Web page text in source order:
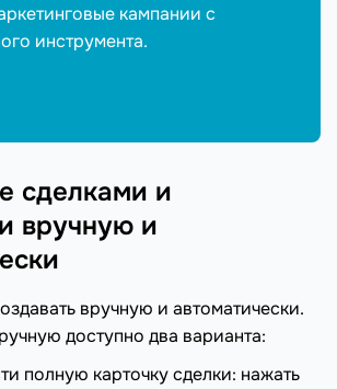
кампании с
инструмента.
сделками и
вручную и
вручную и автоматически.
доступно два варианта:
полную карточку сделки: нажать